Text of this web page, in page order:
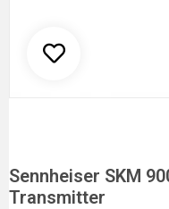
Sennheiser SKM
Transmitter